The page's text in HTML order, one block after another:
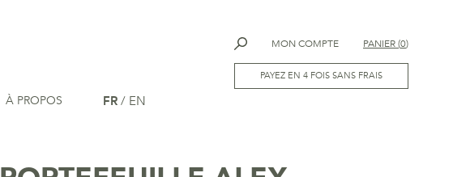
MON COMPTE PANIER(0)
PAYEZ EN 4 FOIS SANS FRAIS
À PROPOS FR / EN